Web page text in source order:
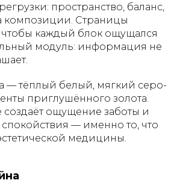
пространство, баланс,
композиции. Страницы
чтобы каждый блок ощущался
модуль: информация не
— тёплый белый, мягкий серо-
приглушённого золота.
ощущение заботы и
— именно то, что
медицины.